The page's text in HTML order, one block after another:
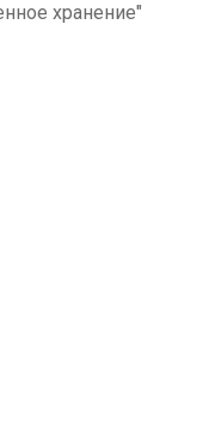
хранение"